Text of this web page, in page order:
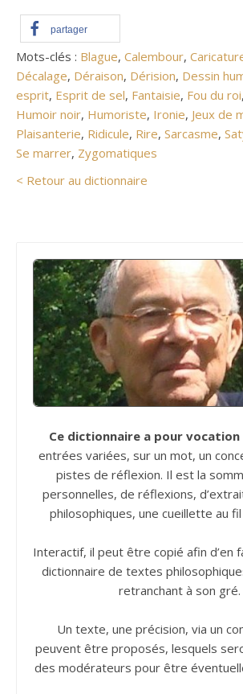
partager
Mots-clés : Blague, Calembour,
Décalage, Déraison, Dérision, Dessin
esprit, Esprit de sel, Fantaisie, Fou du roi,
Humoir noir, Humoriste, Ironie, Jeux de
Plaisanterie, Ridicule, Rire, Sarcasme,
Se marrer, Zygomatiques
< Retour au dictionnaire
Ce dictionnaire a pour vocation
entrées variées, sur un mot, un
pistes de réflexion. Il est la
personnelles, de réflexions,
philosophiques, une cueillette au
Interactif, il peut être copié afin d’en
dictionnaire de textes
retranchant à son gré.
Un texte, une précision, via un
peuvent être proposés, lesquels
des modérateurs pour être